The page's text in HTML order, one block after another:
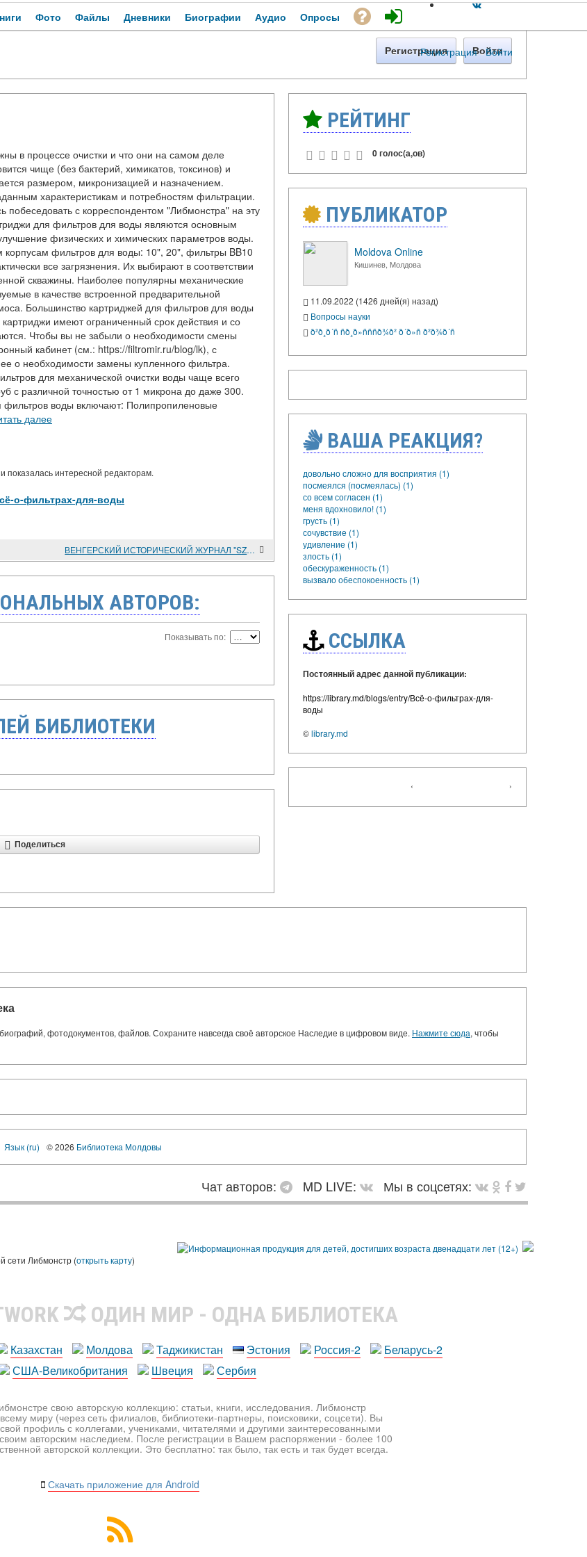
Регистрация · Войти
Фото Файлы Дневники Биографии Аудио Опросы
Регистрация Войти
в процессе очистки и что они на самом деле
чище (без бактерий, химикатов, токсинов) и
размером, микронизацией и назначением.
характеристикам и потребностям фильтрации.
с корреспондентом "Либмонстра" на эту
для фильтров для воды являются основным
физических и химических параметров воды.
фильтров для воды: 10", 20", фильтры BB10
все загрязнения. Их выбирают в соответствии
скважины. Наиболее популярны механические
в качестве встроенной предварительной
Большинство картриджей для фильтров для воды
имеют ограниченный срок действия и со
Чтобы вы не забыли о необходимости смены
кабинет (см.: https://filtromir.ru/blog/lk), с
о необходимости замены купленного фильтра.
для механической очистки воды чаще всего
с различной точностью от 1 микрона до даже 300.
воды включают: Полипропиленовые
далее
показалась интересной редакторам.
о-фильтрах-для-воды
ВЕНГЕРСКИЙ ИСТОРИЧЕСКИЙ ЖУРНАЛ "SZAZADOK"
АВТОРОВ:
Показывать по:
БИБЛИОТЕКИ
Поделиться
РЕЙТИНГ
0 голос(а,ов)
ПУБЛИКАТОР
Moldova Online
Кишинев, Молдова
11.09.2022 (1426 дней(я) назад)
Вопросы науки
ð²ð¸ð´ñ ñð¸ð»ñññð¾ð² ð´ð»ñ ð²ð¾ð´ñ
ВАША РЕАКЦИЯ?
довольно сложно для восприятия (1)
посмеялся (посмеялась) (1)
со всем согласен (1)
меня вдохновило! (1)
грусть (1)
сочувствие (1)
удивление (1)
злость (1)
обескураженность (1)
вызвало обеспокоенность (1)
ССЫЛКА
Постоянный адрес данной публикации:
https://library.md/blogs/entry/Всё-о-фильтрах-для-
воды
©library.md
‹ ›
фотодокументов, файлов. Сохраните навсегда своё авторское Наследие в цифровом виде. Нажмите сюда, чтобы
Язык (ru) © 2026 Библиотека Молдовы
Чат авторов: MD LIVE:
Мы в соцсетях:
сети Либмонстр (открыть карту)
ОДИН МИР - ОДНА БИБЛИОТЕКА
Казахстан Молдова Таджикистан Эстония Россия-2
Беларусь-2
США-Великобритания
Швеция Сербия
свою авторскую коллекцию: статьи, книги, исследования. Либмонстр
миру (через сеть филиалов, библиотеки-партнеры, поисковики, соцсети). Вы
профиль с коллегами, учениками, читателями и другими заинтересованными
авторским наследием. После регистрации в Вашем распоряжении - более 100
авторской коллекции. Это бесплатно: так было, так есть и так будет всегда.
Скачать приложение для Android